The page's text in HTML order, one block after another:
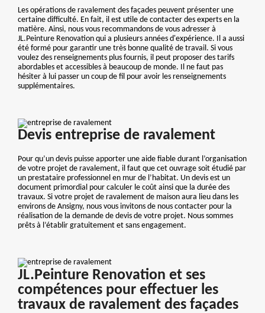
Les opérations de ravalement des façades peuvent présenter une
certaine difficulté. En fait, il est utile de contacter des experts en la
matière. Ainsi, nous vous recommandons de vous adresser à
JL.Peinture Renovation qui a plusieurs années d'expérience. Il a aussi
été formé pour garantir une très bonne qualité de travail. Si vous
voulez des renseignements plus fournis, il peut proposer des tarifs
abordables et accessibles à beaucoup de monde. Il ne faut pas
hésiter à lui passer un coup de fil pour avoir les renseignements
supplémentaires.
Devis entreprise de ravalement
Pour qu’un devis puisse apporter une aide fiable durant l’organisation
de votre projet de ravalement, il faut que cet ouvrage soit étudié par
un prestataire professionnel en mur de l’habitat. Un devis est un
document primordial pour calculer le coût ainsi que la durée des
travaux. Si votre projet de ravalement de maison aura lieu dans les
environs de Ansigny, nous vous invitons de nous contacter pour la
réalisation de la demande de devis de votre projet. Nous sommes
prêts à l’établir gratuitement et sans engagement.
JL.Peinture Renovation et ses
compétences pour effectuer les
travaux de ravalement des façades